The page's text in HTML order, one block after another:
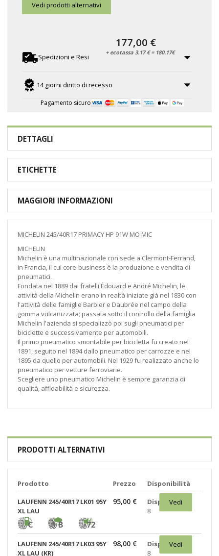
Vedi prodotti alternativi
Spedizioni e Resi
14 giorni diritto di recesso
Pagamento sicuro
177,00 €
+ ecotassa 3.17 € = 180.17€
DETTAGLI
ETICHETTE
MAGGIORI INFORMAZIONI
MICHELIN 245/40R17 PRIMACY HP 91W MO MIC
MICHELIN
Michelin è una multinazionale con sede a Clermont-Ferrand,
in Francia, il cui core-business è la produzione e vendita di
pneumatici.
Fondata nel 1889 dai fratelli Édouard e André Michelin, le
attività della Michelin erano in realtà iniziate già nel 1830 con
l'attività delle famiglie Barbier e Daubrée nel campo della
gomma vulcanizzata; passata sotto il controllo della famiglia
Michelin l'azienda si specializzò poi sugli pneumatici per
biciclette e successivamente per automobili.
Il primo pneumatico smontabile per bicicletta fu creato nel
1891, seguito nel 1894 dallo pneumatico per carrozze e nel
1895 da quello per automobili. Nel 1929 fu realizzato anche lo
pneumatico per vetture ferroviarie.
Scegliere uno pneumatico Michelin è sempre garanzia di
qualità, affidabilità e sicurezza.
PRODOTTI ALTERNATIVI
Prodotto Prezzo Disponibilità
LAUFENN 245/40R17 LK01 95Y
XL LAU
C B 72
95,00 €
Disponibili:
8
Vedi
LAUFENN 245/40R17 LK03 95Y
XL LAU (KR)
98,00 €
Disponibili:
8
Vedi